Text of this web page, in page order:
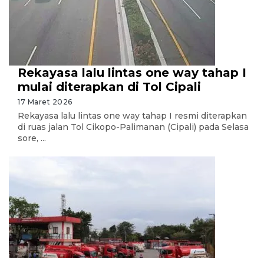
Rekayasa lalu lintas one way tahap I
mulai diterapkan di Tol Cipali
17 Maret 2026
Rekayasa lalu lintas one way tahap I resmi diterapkan
di ruas jalan Tol Cikopo-Palimanan (Cipali) pada Selasa
sore, ...